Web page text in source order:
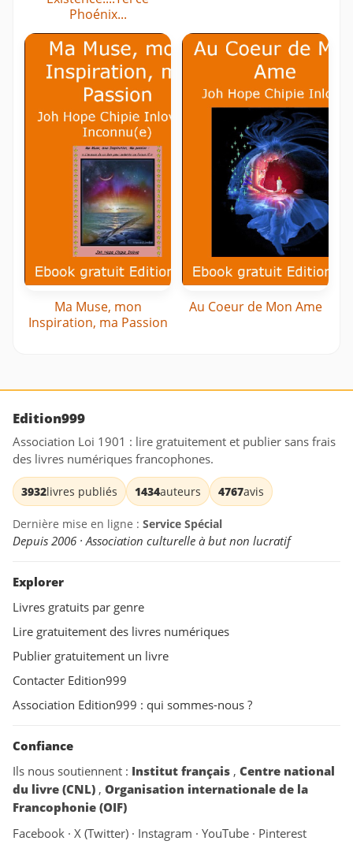
Phoénix...
Ma Muse, mon
Inspiration, ma Passion
Au Coeur de Mon Ame
Edition999
Association Loi 1901 : lire gratuitement et publier sans frais
des livres numériques francophones.
3932livres publiés 1434auteurs 4767avis
Dernière mise en ligne : Service Spécial
Depuis 2006 · Association culturelle à but non lucratif
Explorer
Livres gratuits par genre
Lire gratuitement des livres numériques
Publier gratuitement un livre
Contacter Edition999
Association Edition999 : qui sommes-nous ?
Confiance
Ils nous soutiennent : Institut français , Centre national
du livre (CNL) , Organisation internationale de la
Francophonie (OIF)
Facebook · X (Twitter) · Instagram · YouTube · Pinterest